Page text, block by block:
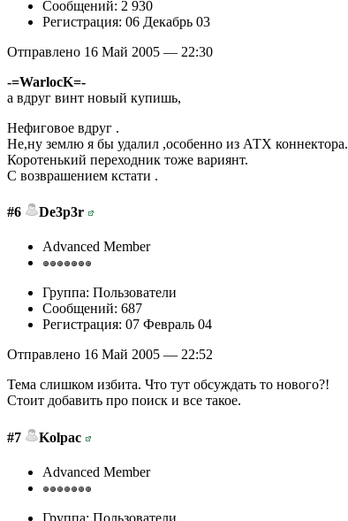
Сообщений: 2 930
Регистрация: 06 Декабрь 03
Отправлено 16 Май 2005 — 22:30
-=WarlocK=-
а вдруг винт новый купишь,
Нефиговое вдруг .
Не,ну землю я бы удалил ,особенно из АТХ коннектора.
Коротенький переходник тоже вариянт.
С возврашением кстати .
#6 De3p3r
Advanced Member
Группа: Пользователи
Сообщений: 687
Регистрация: 07 Февраль 04
Отправлено 16 Май 2005 — 22:52
Тема слишком избита. Что тут обсуждать то нового?!
Стоит добавить про поиск и все такое.
#7 Kolpac
Advanced Member
Группа: Пользователи